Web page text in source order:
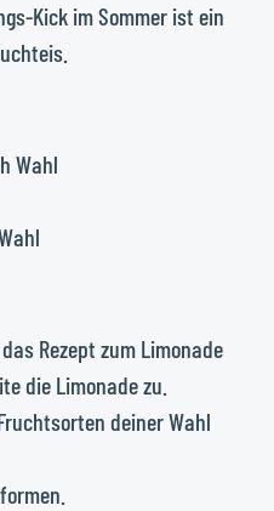
Kick im Sommer ist ein
Wahl
Rezept zum Limonade
die Limonade zu.
deiner Wahl